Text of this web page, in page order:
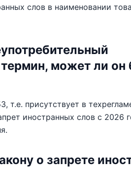
слов в наименовании
может ли он
присутствует в
иностранных слов с 2026
о запрете